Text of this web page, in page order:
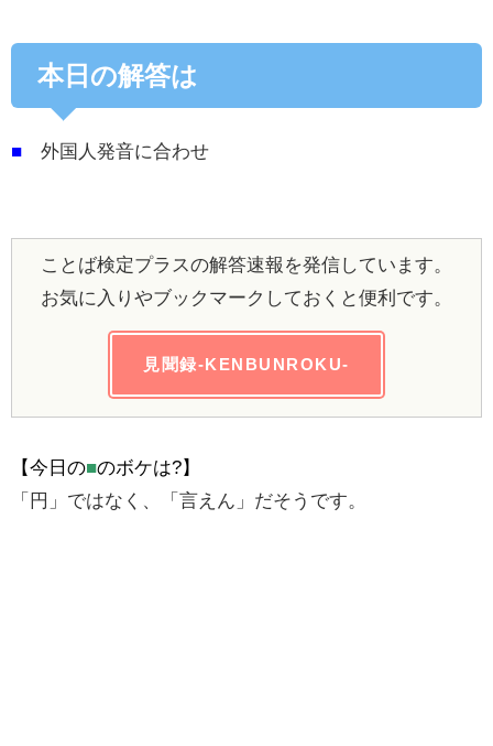
本日の解答は
■ 外国人発音に合わせ
ことば検定プラスの解答速報を発信しています。
お気に入りやブックマークしておくと便利です。
見聞録-KENBUNROKU-
【今日の■のボケは?】
「円」ではなく、「言えん」だそうです。